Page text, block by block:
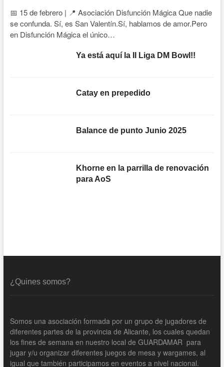
📅 15 de febrero | 📍 Asociación Disfunción Mágica Que nadie
se confunda. Sí, es San Valentín.Sí, hablamos de amor.Pero
en Disfunción Mágica el único…
Ya está aquí la II Liga DM Bowl!!
Catay en prepedido
Balance de punto Junio 2025
Khorne en la parrilla de renovación
para AoS
¿Quines somos?
Somos una asociación formada por un grupo de jugadores de
diferentes partes de la provincia de Alicante, los cuales quedan
los fines de semana en nuestro local de GUARDAMAR para
jugar y/u organizar diferentes juegos de mesa y wargames, al
igual que también participamos en eventos a nivel nacional.